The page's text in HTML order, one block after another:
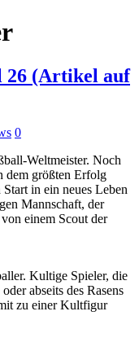
26 (Artikel auf
0
Weltmeister. Noch
dem größten Erfolg
in ein neues Leben
Mannschaft, der
einem Scout der
Kultige Spieler, die
abseits des Rasens
zu einer Kultfigur